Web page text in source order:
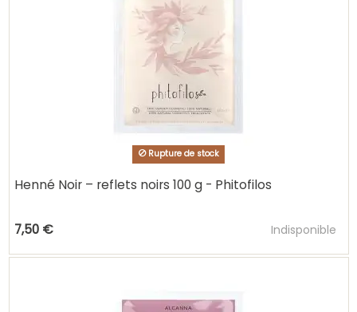
Rupture de stock
Henné Noir – reflets noirs 100 g - Phitofilos
7,50 € Indisponible
Ajouter au